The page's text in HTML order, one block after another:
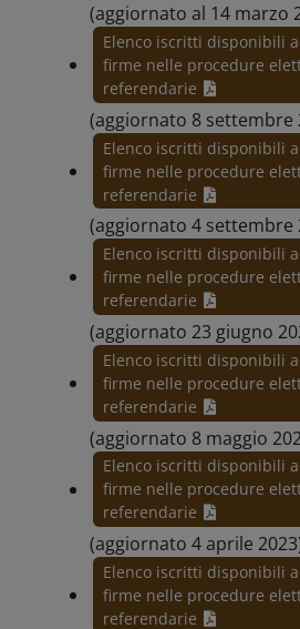
(aggiornato al 14 marzo
Elenco iscritti disponibili
firme nelle procedure
referendarie
(aggiornato 8 settembre
Elenco iscritti disponibili
firme nelle procedure
referendarie
(aggiornato 4 settembre
Elenco iscritti disponibili
firme nelle procedure
referendarie
(aggiornato 23 giugno
Elenco iscritti disponibili
firme nelle procedure
referendarie
(aggiornato 8 maggio
Elenco iscritti disponibili
firme nelle procedure
referendarie
(aggiornato 4 aprile
Elenco iscritti disponibili
firme nelle procedure
referendarie